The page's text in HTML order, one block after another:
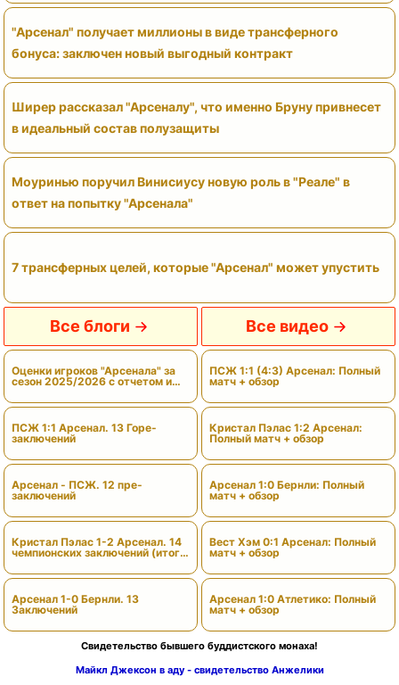
"Арсенал" получает миллионы в виде трансферного
бонуса: заключен новый выгодный контракт
Ширер рассказал "Арсеналу", что именно Бруну привнесет
в идеальный состав полузащиты
Моуринью поручил Винисиусу новую роль в "Реале" в
ответ на попытку "Арсенала"
7 трансферных целей, которые "Арсенал" может упустить
Все блоги
Оценки игроков "Арсенала" за
сезон 2025/2026 с отчетом и
ПСЖ 1:1 Арсенал. 13 Горе-
заключений
Арсенал - ПСЖ. 12 пре-
заключений
Кристал Пэлас 1-2 Арсенал. 14
чемпионских заключений (итоги
Арсенал 1-0 Бернли. 13
Заключений
Все видео
ПСЖ 1:1 (4:3) Арсенал: Полный
матч + обзор
Кристал Пэлас 1:2 Арсенал:
Полный матч + обзор
Арсенал 1:0 Бернли: Полный
матч + обзор
Вест Хэм 0:1 Арсенал: Полный
матч + обзор
Арсенал 1:0 Атлетико: Полный
матч + обзор
Свидетельство бывшего буддистского монаха!
Майкл Джексон в аду - свидетельство Анжелики